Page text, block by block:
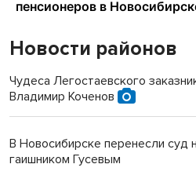
Новости районов
Чудеса Легостаевского
Владимир Коченов
В Новосибирске перенесли суд
гаишником Гусевым